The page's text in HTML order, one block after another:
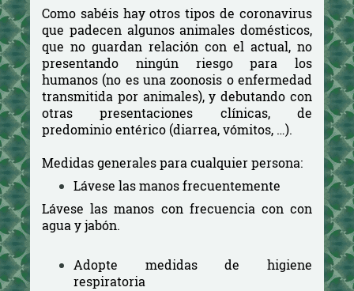
Como sabéis hay otros tipos de coronavirus
que padecen algunos animales domésticos,
que no guardan relación con el actual, no
presentando ningún riesgo para los
humanos (no es una zoonosis o enfermedad
transmitida por animales), y debutando con
otras presentaciones clínicas, de
predominio entérico (diarrea, vómitos, …).
Medidas generales para cualquier persona:
Lávese las manos frecuentemente
Lávese las manos con frecuencia con con
agua y jabón.
Adopte medidas de higiene
respiratoria